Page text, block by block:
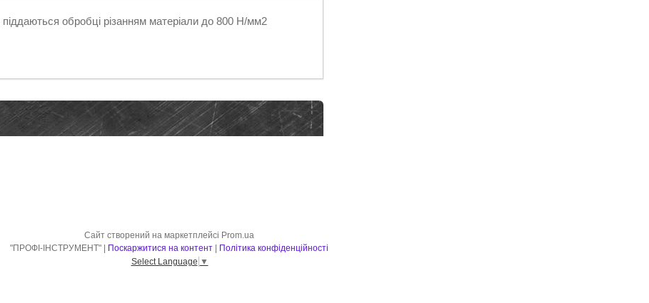
обробці різанням матеріали до 800 Н/мм2
Сайт створений на маркетплейсі Prom.ua
Поскаржитися на контент
Політика конфіденційності
Select Language ▼